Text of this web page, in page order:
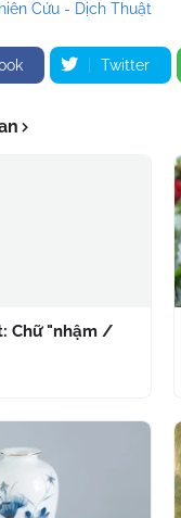
Cứu - Dịch Thuật
Twitter
Chữ "nhậm /